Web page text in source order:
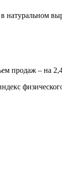
натуральном
продаж – на